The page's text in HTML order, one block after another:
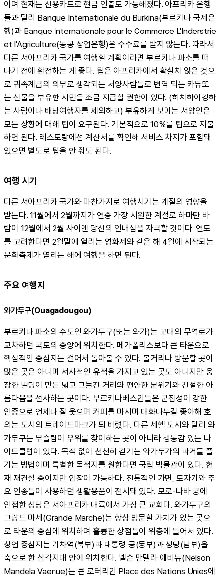
이며 현재는 신용카드로 현금 인출도 가능해졌다. 아프리카 은행
들과 달리 Banque Internationale du Burkina(부르키나 국제은
행)과 Banque Internationale pour le Commerce L'Inderstrie
et l'Agriculture(농공 상업은행)은 수수료를 받지 않는다. 따라서
다른 서아프리카 국가를 여행할 계획이라면 부르키나 파소를 떠
나기 전에 환전하는 게 좋다. 팁은 아프리카에서 확실치 않은 것으
로 귀족계급의 의무로 생각되는 서양사람들로 변역 되는 카듀또
는 선물을 부유한 시민을 조금 지급할 권한이 있다. (히치하이킹하
는 사람이나 배낭여행자를 제외하고) 부유하게 보이는 서양인은
모든 상황에 대해 팁이 요구된다. 기본적으로 10%를 팁으로 지불
하면 된다. 레스토랑에선 계산서를 확인해 서비스 차지가 포함돼
있으면 별도로 팁을 안 줘도 된다.
여행 시기
다른 서아프리카 국가와 마찬가지로 여행시기는 계절의 영향을
받는다. 11월에서 2월까지가 연중 가장 시원한 계절로 하마탄 바
람이 12월에서 2월 사이엔 당신의 인내심을 자극할 것이다. 연도
를 고려한다면 2월말에 열리는 영화제와 같은 해 4월에 시작되는
문화축제가 열리는 해에 여행을 하면 된다.
주요 여행지
와가두구(Ouagadougou)
부르키나 파소의 수도인 와가두구(또는 와가)는 고대의 무역로가
교차하던 국토의 중앙에 위치한다. 메가폴리스보다 큰 타운으로
핵심적인 중심지는 걸어서 돌아볼 수 있다. 볼거리나 방문할 곳이
많은 곳은 아니며 서사적인 유적을 가지고 있는 곳도 아니지만 웅
장한 빌딩이 만든 넓고 그늘진 거리와 편안한 분위기와 친절한 아
름다움을 선사하는 곳이다. 부르키나베스인들은 군집성이 강한
인종으로 언제나 잘 웃으며 커피를 마시며 대화나누길 좋아해 호
의는 도시의 트레이드마크가 되 버렸다. 다른 세헬 도시와 달리 와
가두구는 무슬림이 우위를 찾이하는 곳이 아니라 생동감 있는 나
이트클럽이 있다. 목적 없이 천천히 걷기는 와가두가의 과거를 즐
기는 방법이며 특별한 목적지를 원한다면 국립 박물관이 있다. 현
재 재건설 중이지만 입장이 가능하다. 전통적인 가면, 도자기와 주
요 인종들이 사용하던 생활용품이 전시돼 있다. 모로-나바 궁에
인접한 성당은 서아프리카 내륙에서 가장 큰 교회다. 와가두구의
그랑드 마세(Grande Marche)는 항상 방문할 가치가 있는 곳으
로 타운의 중심에 위치하며 훌륭한 상점들이 위층에 들어서 있다.
상업 중심지는 기차역(북부)과 대통령 궁(동부)과 성당(남부)을
축으로 한 삼각지대 안에 위치한다. 넬슨 만델라 애비뉴(Nelson
Mandela Vaenue)는 큰 로터리인 Place des Nations Unies에